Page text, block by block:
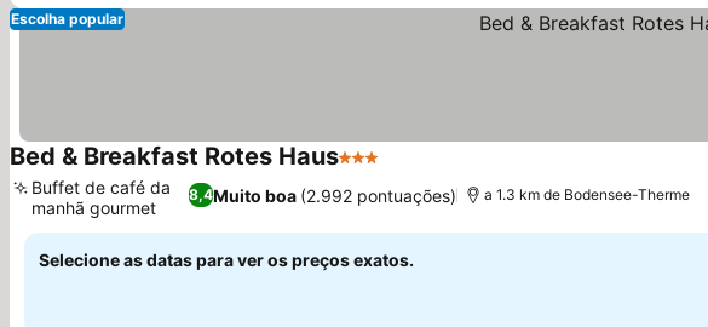
Escolha popular
Bed & Breakfast Rotes Haus3 Estrelas
8,4Muito boa (2.992 pontuações)
Buffet de café da
manhã gourmet
a 1.3 km de Bodensee-Therme
Selecione as datas para ver os preços exatos.